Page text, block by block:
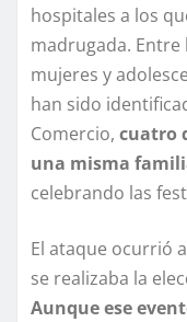
hospitales a los
madrugada. Entre
mujeres y
han sido
Comercio, cuatro
una misma
celebrando las
El ataque ocurrió
se realizaba la
Aunque ese